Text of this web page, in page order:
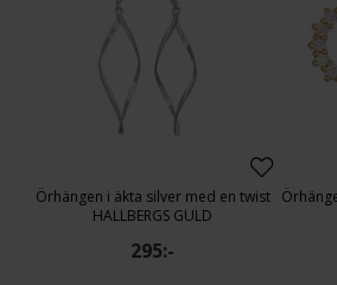
Örhängen i äkta silver med en twist
HALLBERGS GULD
295:-